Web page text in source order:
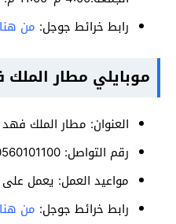
رابط خرائط جوجل: من هنا
موبايلي مطار
العنوان: مطار الملك فهد
رقم التواصل: 0560101100.
مواعيد العمل: يعمل على
رابط خرائط جوجل: من هنا